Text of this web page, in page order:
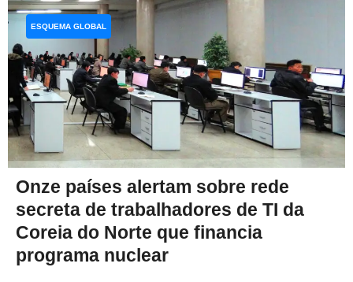
Onze países alertam sobre rede
secreta de trabalhadores de TI da
Coreia do Norte que financia
programa nuclear
ESQUEMA GLOBAL